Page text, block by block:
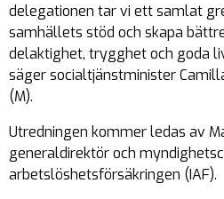
delegationen tar vi ett samlat
samhällets stöd och skapa
delaktighet, trygghet och goda
säger socialtjänstminister
(M).
Utredningen kommer ledas av
generaldirektör och
arbetslöshetsförsäkringen (IAF).